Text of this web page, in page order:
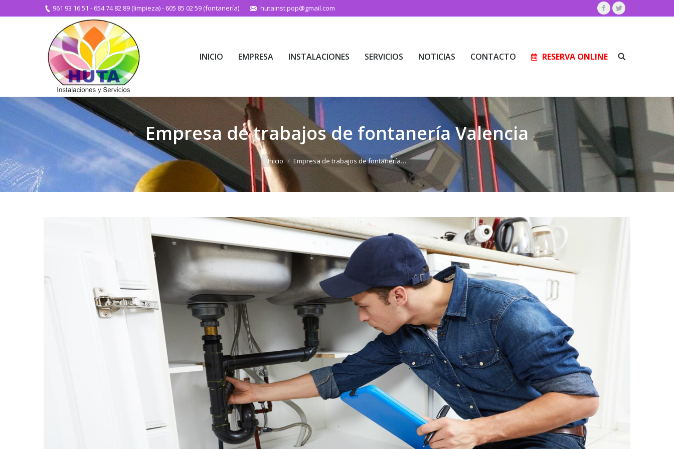
961 93 16 51 - 654 74 82 89 (limpieza)- 605 85 02 59 (fontanería) hutainst.pop@gmail.com Facebook
Twitter
INICIO EMPRESA INSTALACIONES SERVICIOS NOTICIAS CONTACTO RESERVA ONLINE Buscar:
Empresa de trabajos de fontanería Valencia
Estás aquí:
Inicio Empresa de trabajos de fontanería…